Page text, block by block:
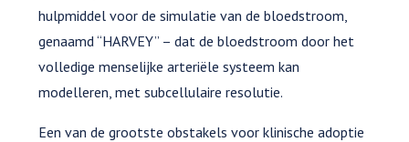
hulpmiddel voor de simulatie van de bloedstroom,
genaamd “HARVEY” – dat de bloedstroom door het
volledige menselijke arteriële systeem kan
modelleren, met subcellulaire resolutie.
Een van de grootste obstakels voor klinische adoptie